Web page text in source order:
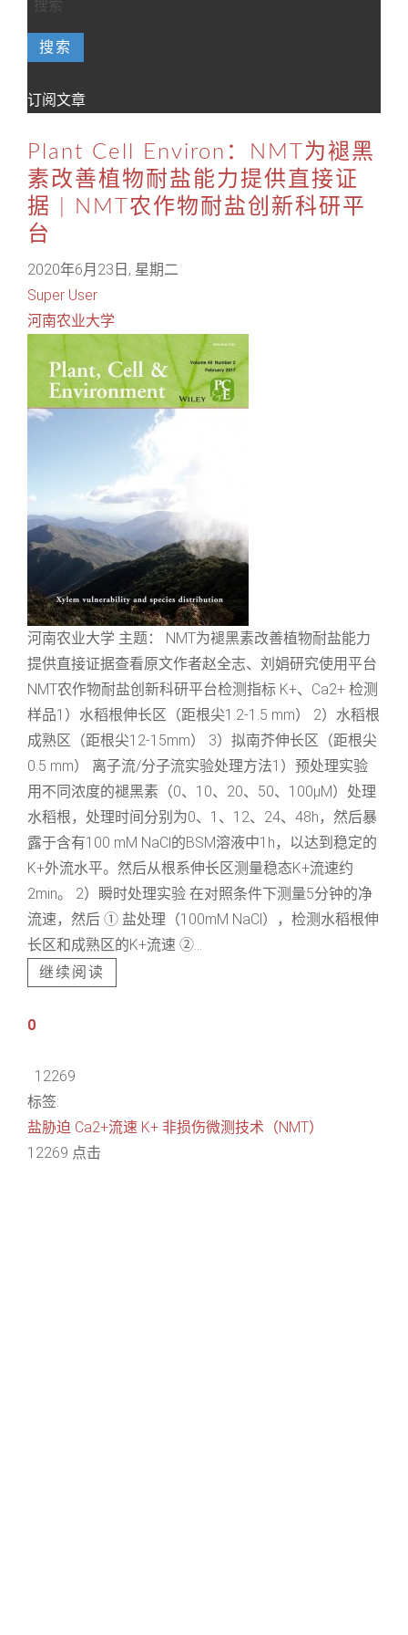
搜索
订阅文章
Plant Cell Environ：NMT为褪黑
素改善植物耐盐能力提供直接证
据 | NMT农作物耐盐创新科研平
台
2020年6月23日, 星期二
Super User
河南农业大学
河南农业大学 主题： NMT为褪黑素改善植物耐盐能力
提供直接证据查看原文作者赵全志、刘娟研究使用平台
NMT农作物耐盐创新科研平台检测指标 K+、Ca2+ 检测
样品1）水稻根伸长区（距根尖1.2-1.5 mm） 2）水稻根
成熟区（距根尖12-15mm） 3）拟南芥伸长区（距根尖
0.5 mm） 离子流/分子流实验处理方法1）预处理实验
用不同浓度的褪黑素（0、10、20、50、100μM）处理
水稻根，处理时间分别为0、1、12、24、48h，然后暴
露于含有100 mM NaCl的BSM溶液中1h，以达到稳定的
K+外流水平。然后从根系伸长区测量稳态K+流速约
2min。 2）瞬时处理实验 在对照条件下测量5分钟的净
流速，然后 ① 盐处理（100mM NaCl），检测水稻根伸
长区和成熟区的K+流速 ②...
继续阅读
0
12269
标签:
盐胁迫 Ca2+流速 K+ 非损伤微测技术（NMT）
12269 点击